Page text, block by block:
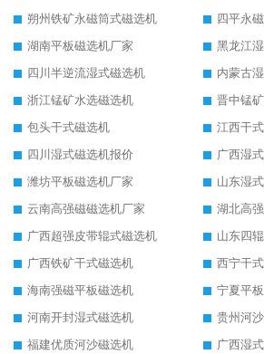
朔州铁矿永磁筒式磁选机
四平永
湖南平板磁选机厂家
黑龙江
四川半逆流湿式磁选机
内蒙古
浙江锰矿水选磁选机
晋中锰
包头干式磁选机
江西干
四川湿式磁选机报价
广西湿
潍坊平板磁选机厂家
山东湿
云南高强磁磁选机厂家
广西超强皮带辊式磁选机
山东四
广西铁矿干式磁选机
海南强磁平板磁选机
宁夏平
河南开封湿式磁选机
贵州河
福建优质河沙磁选机
广西湿